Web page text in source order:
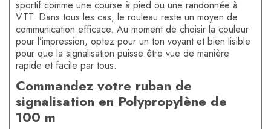
sportif comme une course à pied ou une randonnée à
VTT. Dans tous les cas, le rouleau reste un moyen de
communication efficace. Au moment de choisir la couleur
pour l’impression, optez pour un ton voyant et bien lisible
pour que la signalisation puisse être vue de manière
rapide et facile par tous.
Commandez votre ruban de
signalisation en Polypropylène de
100 m